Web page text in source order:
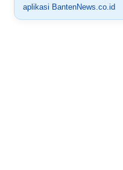
aplikasi BantenNews.co.id